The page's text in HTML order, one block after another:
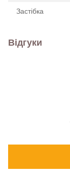
Застібка
Відгуки